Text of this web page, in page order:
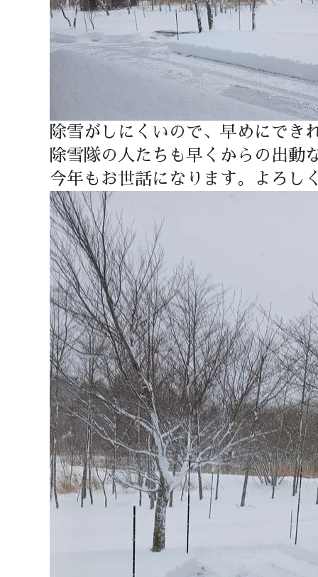
除雪がしにくいので、早めにでき
除雪隊の人たちも早くからの出動
今年もお世話になります。よろし